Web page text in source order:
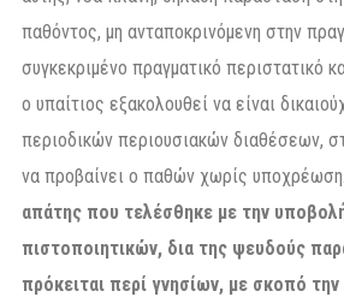
παθόντος, μη ανταποκρινόμενη στην
συγκεκριμένο πραγματικό περιστατικό
ο υπαίτιος εξακολουθεί να είναι
περιοδικών περιουσιακών διαθέσεων,
να προβαίνει ο παθών χωρίς υποχρέωση.
απάτης που τελέσθηκε με την
πιστοποιητικών, δια της ψευδούς
πρόκειται περί γνησίων, με σκοπό